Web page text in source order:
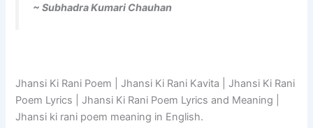
~ Subhadra Kumari Chauhan
Jhansi Ki Rani Poem | Jhansi Ki Rani Kavita | Jhansi Ki Rani
Poem Lyrics | Jhansi Ki Rani Poem Lyrics and Meaning |
Jhansi ki rani poem meaning in English.